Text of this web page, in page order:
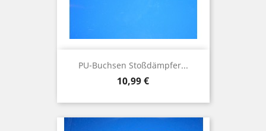
PU-Buchsen Stoßdämpfer...
Preis
10,99 €